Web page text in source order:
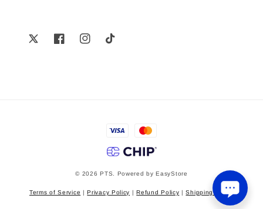
© 2026 PTS. Powered byEasyStore
Terms of Service |Privacy Policy |Refund Policy |Shipping Policy